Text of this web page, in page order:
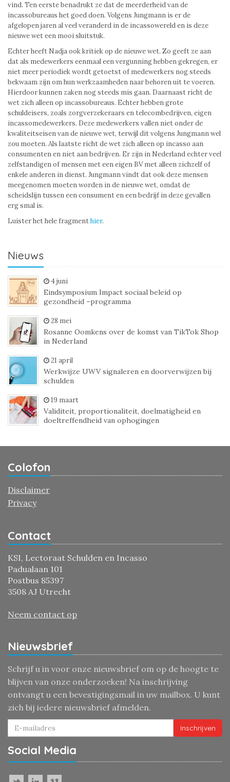
vind. Ten eerste benadrukt ze dat de meerderheid van de
incassobureaus het goed doen. Volgens Jungmann is er de
afgelopen jaren al veel veranderd in de incassowereld en is deze
nieuwe wet een mooi sluitstuk.
Echter heeft Nadja ook kritiek op de nieuwe wet. Zo geeft ze aan
dat als medewerkers eenmaal een vergunning hebben gekregen, er
niet meer periodiek wordt getoetst of medewerkers nog steeds
bekwaam zijn om hun werkzaamheden naar behoren uit te voeren.
Hierdoor kunnen zaken nog steeds mis gaan. Daarnaast richt de
wet zich alleen op incassobureaus. Echter hebben grote
schuldeisers, zoals zorgverzekeraars en telecombedrijven, eigen
incassomedewerkers. Deze medewerkers vallen niet onder de
kwaliteitseisen van de nieuwe wet, terwijl dit volgens Jungmann wel
zou moeten. Als laatste richt de wet zich alleen op incasso aan
consumenten en niet aan bedrijven. Er zijn in Nederland echter veel
zelfstandigen of mensen met een eigen BV met alleen zichzelf of
enkele anderen in dienst. Jungmann vindt dat ook deze mensen
meegenomen moeten worden in de nieuwe wet, omdat de
scheidslijn tussen een consument en een bedrijf in deze gevallen
erg smal is.
Luister het hele fragmenthier.
Nieuws
4 juni
Eindsymposium Impact sociaal beleid op
gezondheid –programma
28 mei
Rosanne Oomkens over de komst van TikTok Shop
in Nederland
21 april
Werkwijze UWV signaleren en doorverwijzen bij
schulden
19 maart
Validiteit, proportionaliteit, doelmatigheid en
doeltreffendheid van ophogingen
Colofon
Disclaimer
Privacy
Contact
KSI, Lectoraat Schulden en Incasso
Padualaan 101
Postbus 85397
3508 AJ Utrecht
Neem contact op
Nieuwsbrief
Schrijf u in voor onze nieuwsbrief om op de hoogte te
blijven van onze onderzoeken! Na inschrijving
ontvangt u een bevestigingsmail in uw mailbox. U kunt
zich bij iedere nieuwsbrief afmelden.
Inschrijven
Social Media